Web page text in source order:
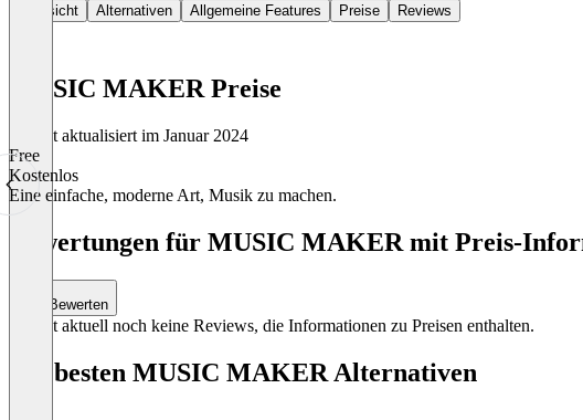
Übersicht Alternativen Allgemeine Features Preise Reviews
MUSIC MAKER Preise
Zuletzt aktualisiert im Januar 2024
Free
Kostenlos
Eine einfache, moderne Art, Musik zu machen.
Item
Bewertungen für MUSIC MAKER mit Preis-
Bewerten
Es gibt aktuell noch keine Reviews, die Informationen zu Preisen enthalten.
Die besten MUSIC MAKER Alternativen